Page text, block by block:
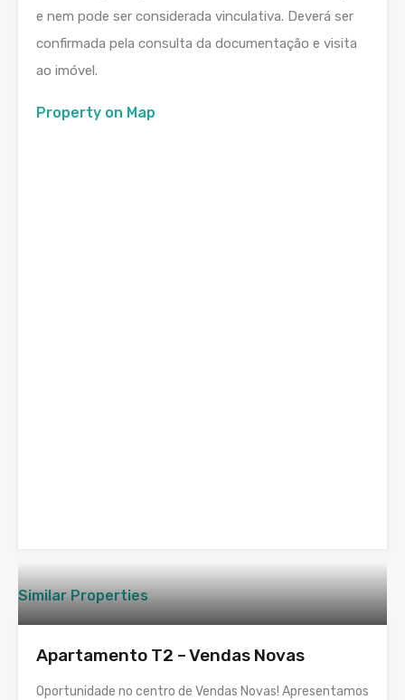
e nem pode ser considerada vinculativa. Deverá ser
confirmada pela consulta da documentação e visita
ao imóvel.
Property on Map
Similar Properties
Apartamento T2 – Vendas Novas
Oportunidade no centro de Vendas Novas! Apresentamos